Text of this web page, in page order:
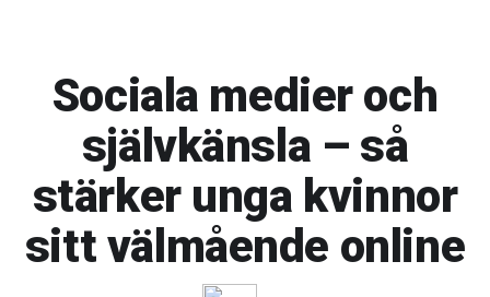
Sociala medier och
självkänsla – så
stärker unga kvinnor
sitt välmående online